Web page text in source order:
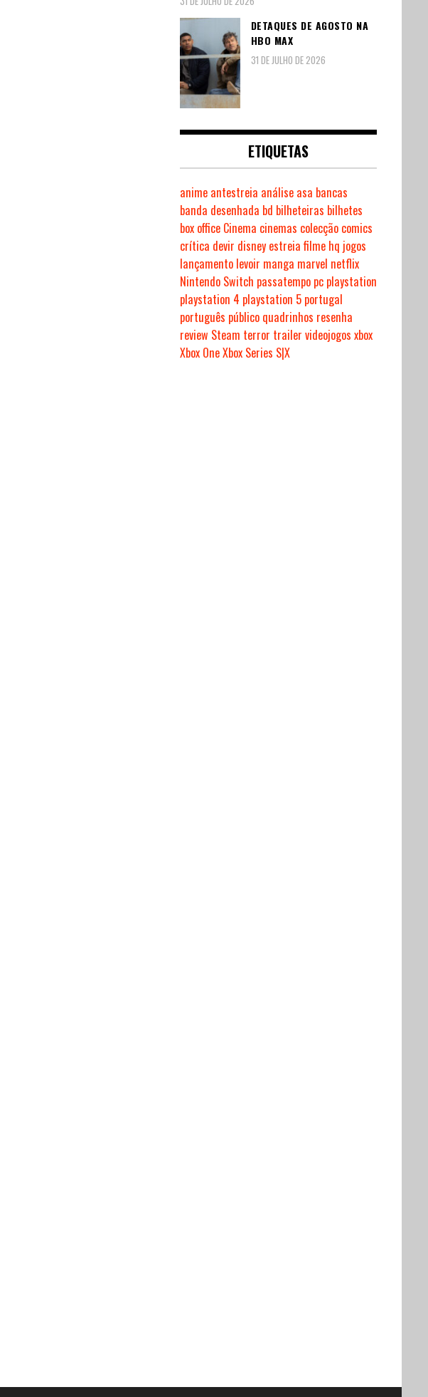
DETAQUES DE AGOSTO NA
HBO MAX
31 DE JULHO DE 2026
ETIQUETAS
anime antestreia análise asa bancas
banda desenhada bd bilheteiras bilhetes
box office Cinema cinemas colecção comics
crítica devir disney estreiafilme hq jogos
lançamento levoir manga marvel netflix
Nintendo Switch passatempo pc playstation
playstation 4 playstation 5 portugal
português público quadrinhos resenha
review Steam terror trailer videojogos xbox
Xbox OneXbox Series S|X